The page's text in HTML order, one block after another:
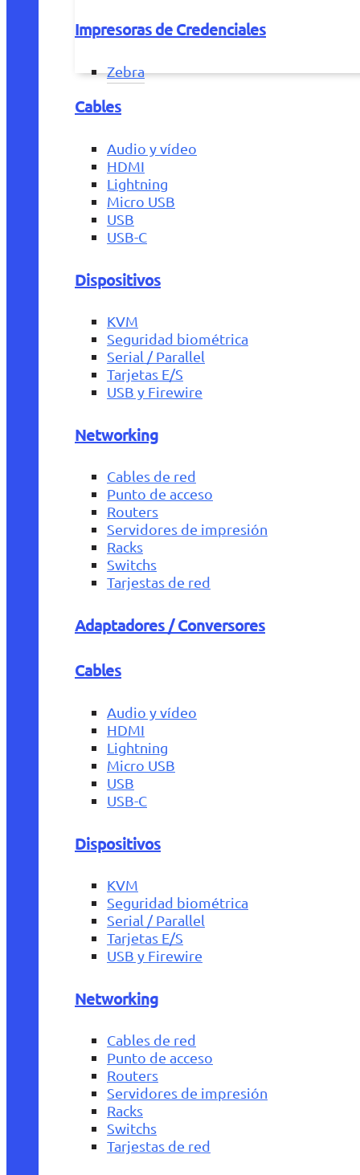
Impresoras de Credenciales
Zebra
Cables
Audio y vídeo
HDMI
Lightning
Micro USB
USB
USB-C
Dispositivos
KVM
Seguridad biométrica
Serial / Parallel
Tarjetas E/S
USB y Firewire
Networking
Cables de red
Punto de acceso
Routers
Servidores de impresión
Racks
Switchs
Tarjestas de red
Adaptadores / Conversores
Cables
Audio y vídeo
HDMI
Lightning
Micro USB
USB
USB-C
Dispositivos
KVM
Seguridad biométrica
Serial / Parallel
Tarjetas E/S
USB y Firewire
Networking
Cables de red
Punto de acceso
Routers
Servidores de impresión
Racks
Switchs
Tarjestas de red